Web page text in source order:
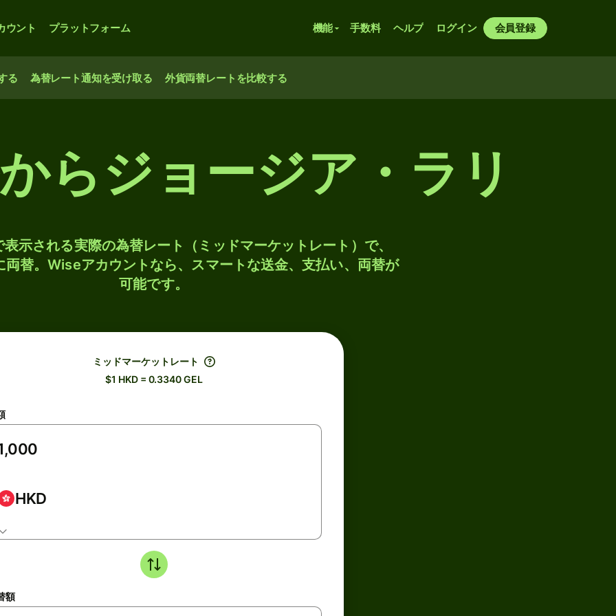
ウント プラットフォーム 機能 手数料 ヘルプ ログイン 会員登録
る 為替レート通知を受け取る 外貨両替レートを比較する
らジョージア・ラリ
示される実際の為替レート（ミッドマーケットレート）で、
両替。Wiseアカウントなら、スマートな送金、支払い、両替が
可能です。
ミッドマーケットレート
$1 HKD = 0.3340 GEL
HKD
額